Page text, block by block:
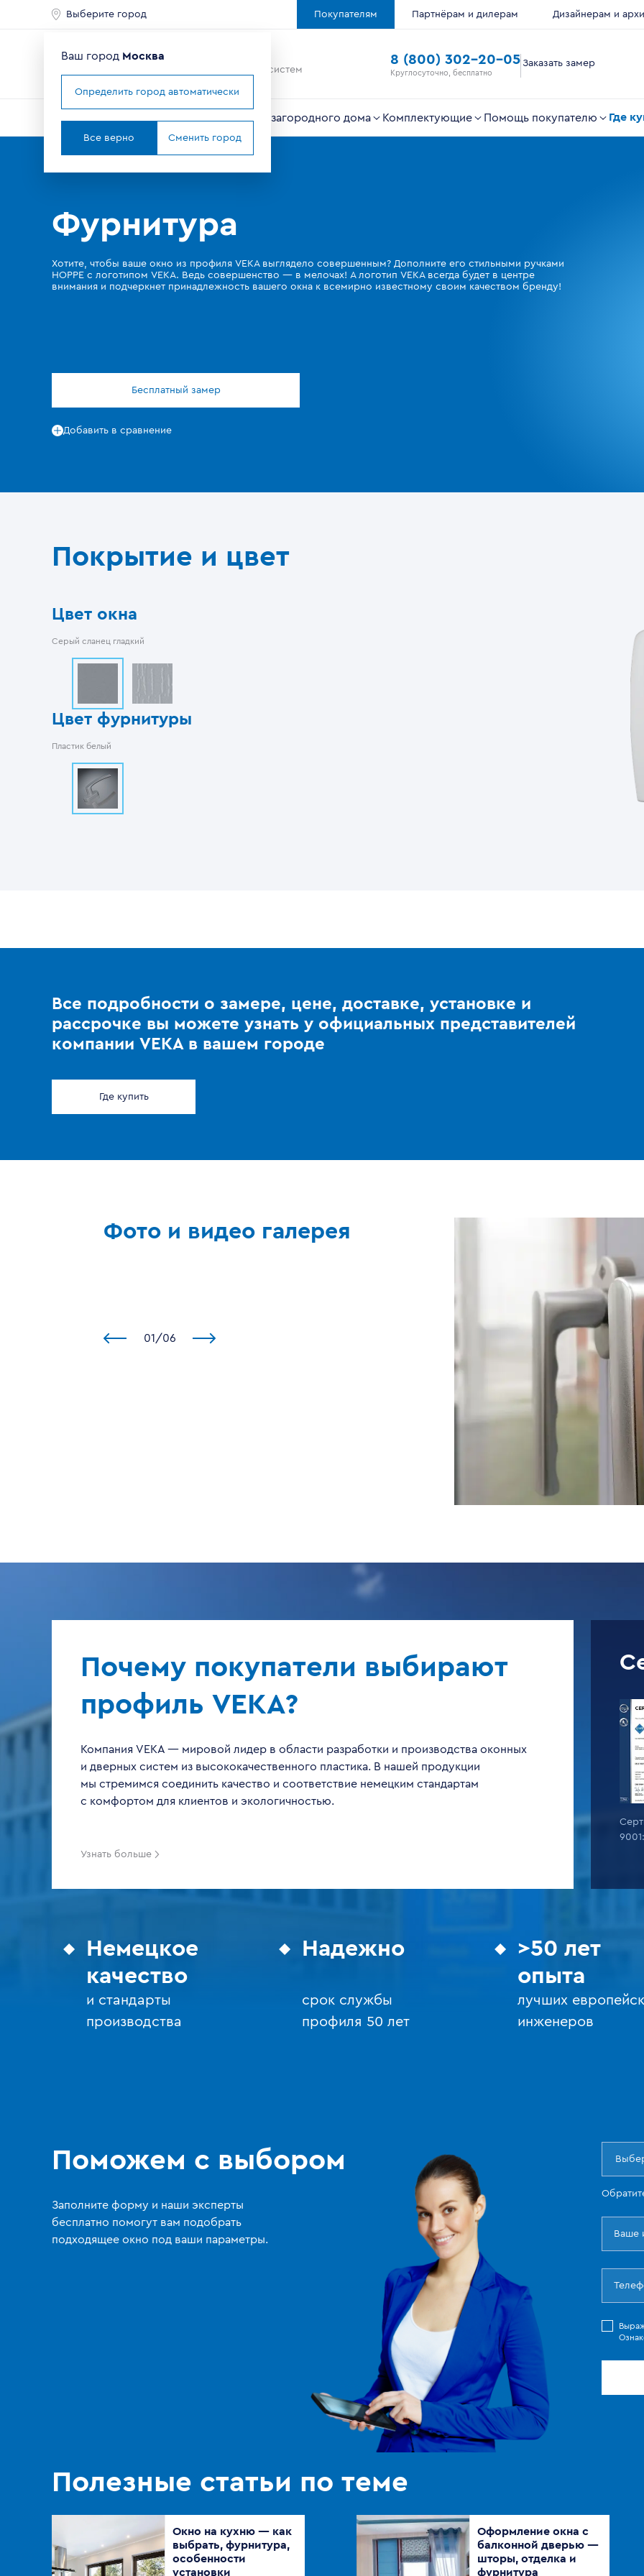
Выберите город Покупателям Партнёрам и дилерам Дизайнерам и
Ведущий мировой
производитель оконных систем
8 (800) 302-20-05
Круглосуточно, бесплатно
Заказать замер
Для загородного дома Комплектующие Помощь покупателю Где
Фурнитура
Хотите, чтобы ваше окно из профиля VEKA выглядело совершенным? Дополните его стильными ручками
HOPPE с логотипом VEKA. Ведь совершенство — ​​в мелочах! А логотип VEKA всегда будет в центре
внимания и подчеркнет принадлежность вашего окна к всемирно известному своим качеством бренду!
Бесплатный замер
Добавить в сравнение
Покрытие и цвет
Цвет окна
Серый сланец гладкий
Цвет фурнитуры
Пластик белый
Все подробности о замере, цене, доставке, установке и
рассрочке вы можете узнать у официальных представителей
компании VEKA в вашем городе
Где купить
Фото и видео галерея
01 /06
Почему покупатели выбирают
профиль VEKA?
Компания VEKA — мировой лидер в области разработки и производства оконных
и дверных систем из высококачественного пластика. В нашей продукции
мы стремимся соединить качество и соответствие немецким стандартам
с комфортом для клиентов и экологичностью.
Узнать больше
Немецкое
качество
и стандарты
производства
Надежно
срок службы
профиля 50 лет
>50 лет
опыта
лучших
инженеров
Поможем с выбором
Заполните форму и наши эксперты
бесплатно помогут вам подобрать
подходящее окно под ваши параметры.
Полезные статьи по теме
Окно на кухню — как
выбрать, фурнитура,
особенности
установки
Оформление окна с
балконной дверью —
шторы, отделка и
фурнитура
Ваш город Москва
Определить город автоматически
Все верно Сменить город